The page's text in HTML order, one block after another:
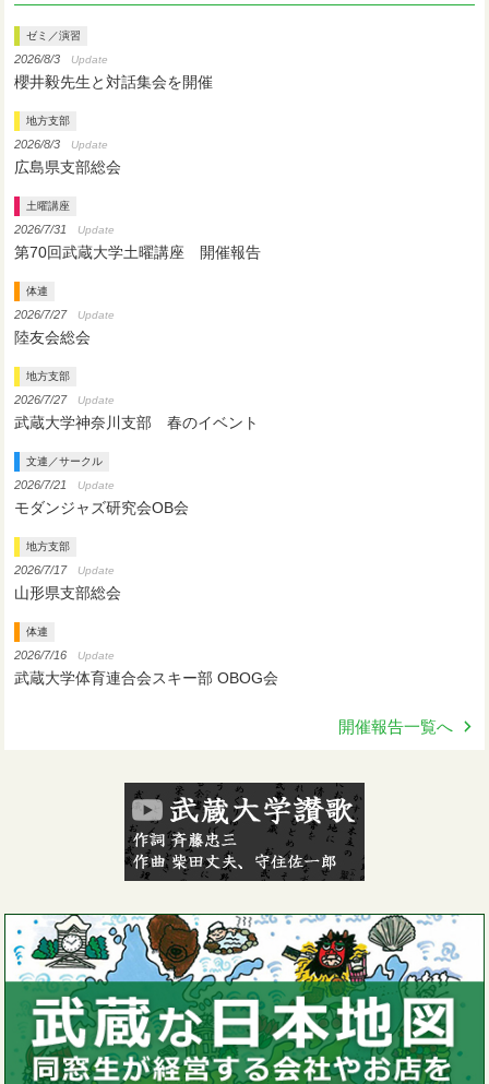
ゼミ／演習
2026/8/3 Update
櫻井毅先生と対話集会を開催
地方支部
2026/8/3 Update
広島県支部総会
土曜講座
2026/7/31 Update
第70回武蔵大学土曜講座 開催報告
体連
2026/7/27 Update
陸友会総会
地方支部
2026/7/27 Update
武蔵大学神奈川支部 春のイベント
文連／サークル
2026/7/21 Update
モダンジャズ研究会OB会
地方支部
2026/7/17 Update
山形県支部総会
体連
2026/7/16 Update
武蔵大学体育連合会スキー部 OBOG会
開催報告一覧へ